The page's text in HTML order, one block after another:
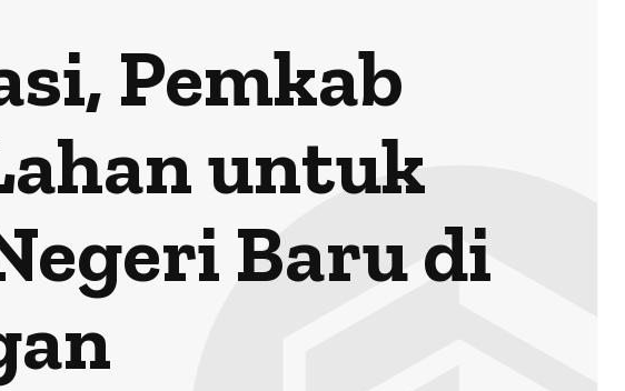
Pemkab
untuk
Baru di